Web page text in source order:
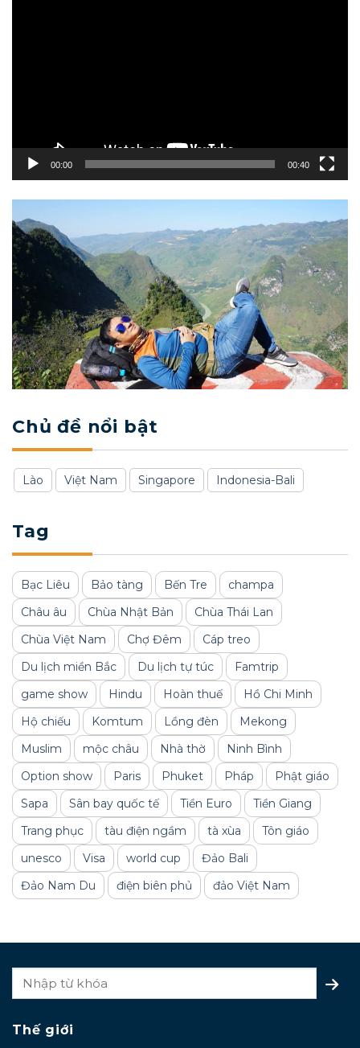
00:00 00:40
Chủ đề nổi bật
Lào Việt Nam Singapore Indonesia-Bali
Tag
Bạc Liêu Bảo tàng Bến Tre
champa
Châu âu
Chùa Nhật Bản
Chùa Thái Lan
Chùa Việt Nam
Chợ Đêm
Cáp treo
Du lịch miền Bắc
Du lịch tự túc
Famtrip
game show
Hindu Hoàn thuế
Hồ Chi Minh
Hộ chiếu
Komtum Lồng đèn
Mekong
Muslim
mộc châu Nhà thờ
Ninh Bình
Option show
Paris Phuket Pháp
Phật giáo
Sapa
Sân bay quốc tế Tiền Euro
Tiền Giang
Trang phục
tàu điện ngầm tà xùa
Tôn giáo
unesco
Visa world cup
Đảo Bali
Đảo Nam Du
điện biên phủ đảo Việt Nam
Thế giới